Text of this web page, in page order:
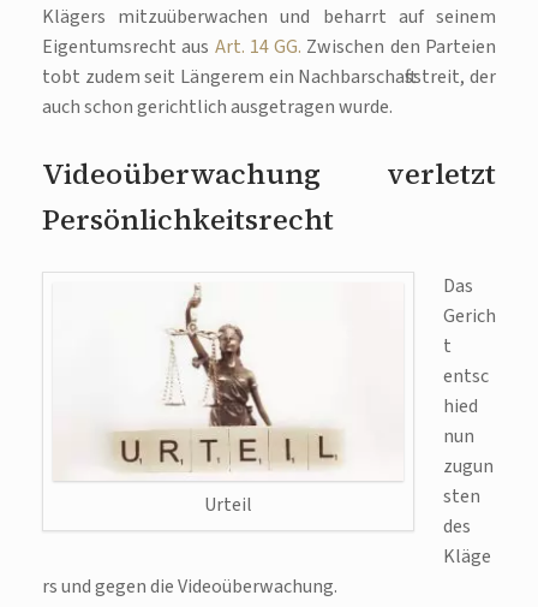
Klägers mitzuüberwachen und beharrt auf seinem
Eigentumsrecht aus Art. 14 GG. Zwischen den Parteien
tobt zudem seit Längerem ein Nachbarschaftsstreit, der
auch schon gerichtlich ausgetragen wurde.
Videoüberwachung verletzt
Persönlichkeitsrecht
Urteil
Das
Gerich
t
entsc
hied
nun
zugun
sten
des
Kläge
rs und gegen die Videoüberwachung.